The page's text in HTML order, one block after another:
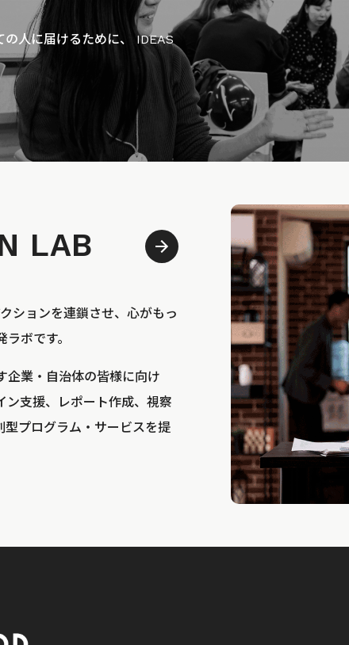
人に届けるために、 IDEAS
LAB
ションを連鎖させ、心がもっ
ボです。
企業・自治体の皆様に向け
ン支援、レポート作成、視察
型プログラム・サービスを提